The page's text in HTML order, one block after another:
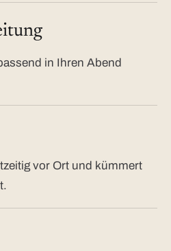
in Ihren Abend
vor Ort und kümmert